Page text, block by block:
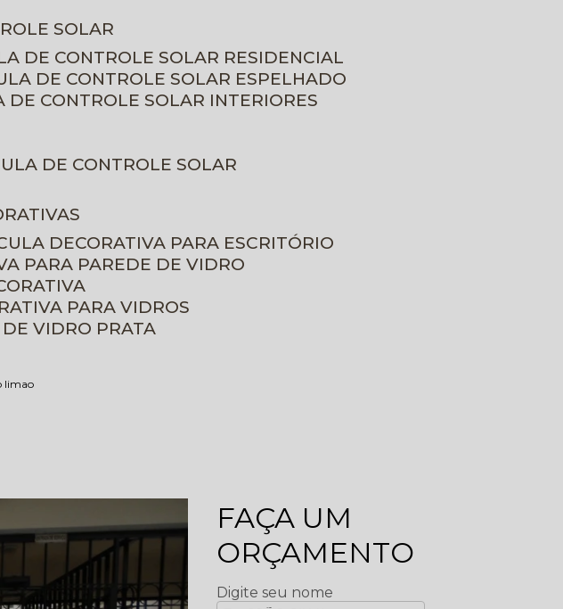
SOLAR
DE CONTROLE SOLAR RESIDENCIAL
DE CONTROLE SOLAR ESPELHADO
DE CONTROLE SOLAR INTERIORES
DE CONTROLE SOLAR
DECORATIVA PARA ESCRITÓRIO
PARA PAREDE DE VIDRO
PARA VIDROS
DE VIDRO PRATA
limao
FAÇA UM
ORÇAMENTO
Digite seu nome